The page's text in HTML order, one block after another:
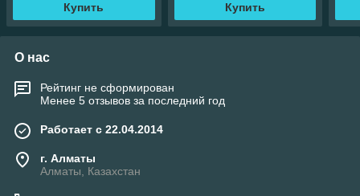
Купить Купить
О нас
Рейтинг не сформирован
Менее 5 отзывов за последний год
Работает с 22.04.2014
г. Алматы
Алматы, Казахстан